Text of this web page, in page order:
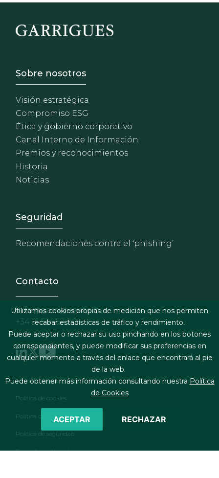
Footer - Sobre Nosotros
Sobre nosotros
Visión estratégica
Compromiso ESG
Ética y gobierno corporativo
Canal Interno de Información
Premios y reconocimientos
Historia
Noticias
Footer - Extranet y
Seguridad
Recomendaciones contra el ‘phishing’
Contacto
info@garrigues.com
+34 91 514 52 00
Footer menu
Términos legales y condiciones de contratación
Política de cookies
Política de privacidad
Política de seguridad
Formulario de contacto
Utilizamos cookies propias de medición que nos permiten
recabar estadísticas de tráfico y rendimiento.
Puede aceptar o rechazar su uso pinchando en los botones
correspondientes, y puede modificar sus preferencias en
cualquier momento a través del enlace que encontrará al pie
de la web.
Puede obtener más información consultando nuestra Política
de Cookies
ACEPTAR RECHAZAR